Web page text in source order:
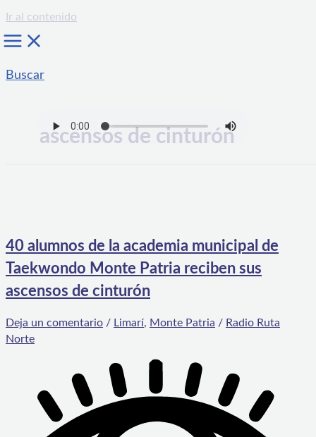
Ir al contenido
Buscar
ascensos de cinturón
40 alumnos de la academia municipal de
Taekwondo Monte Patria reciben sus
ascensos de cinturón
Deja un comentario / Limarí, Monte Patria / Radio Ruta
Norte